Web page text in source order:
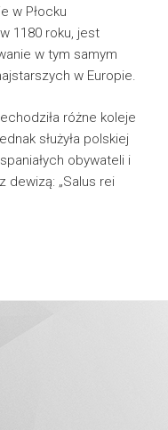
w Płocku
1180 roku, jest
w tym samym
w Europie.
różne koleje
służyła polskiej
obywateli i
dewizą: „Salus rei